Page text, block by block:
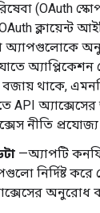
(OAuth
ক্লায়েন্ট
অ্যাপগুলোকে
অ্যাপ্লিকেশন
বজায় থাকে,
API
নীতি
—অ্যাপটি
নির্দিষ্ট করে
অনুরোধ